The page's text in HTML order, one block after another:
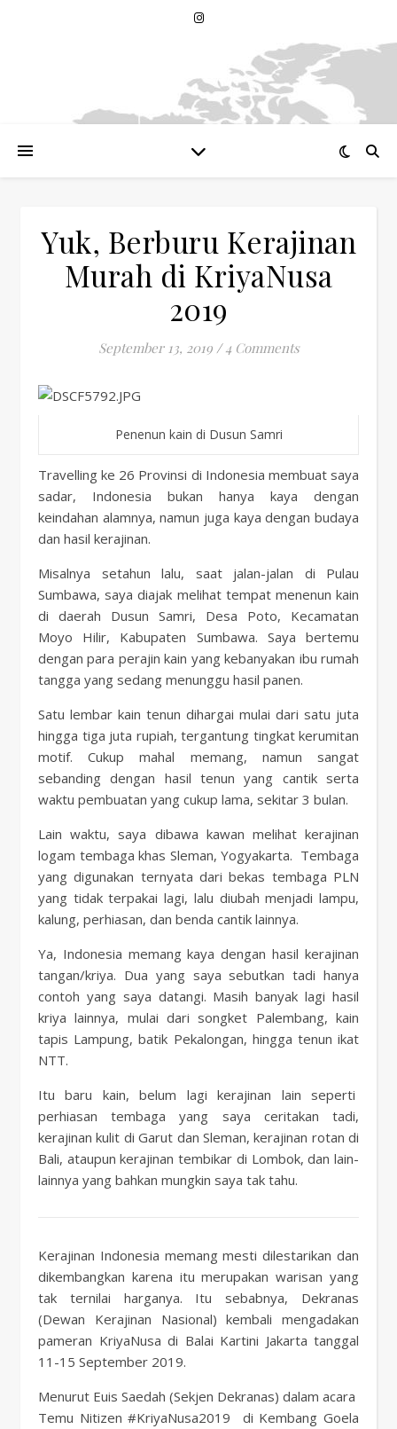
Yuk, Berburu Kerajinan
Murah di KriyaNusa
2019
September 13, 2019 / 4 Comments
Penenun kain di Dusun Samri
Travelling ke 26 Provinsi di Indonesia membuat saya
sadar, Indonesia bukan hanya kaya dengan
keindahan alamnya, namun juga kaya dengan budaya
dan hasil kerajinan.
Misalnya setahun lalu, saat jalan-jalan di Pulau
Sumbawa, saya diajak melihat tempat menenun kain
di daerah Dusun Samri, Desa Poto, Kecamatan
Moyo Hilir, Kabupaten Sumbawa. Saya bertemu
dengan para perajin kain yang kebanyakan ibu rumah
tangga yang sedang menunggu hasil panen.
Satu lembar kain tenun dihargai mulai dari satu juta
hingga tiga juta rupiah, tergantung tingkat kerumitan
motif. Cukup mahal memang, namun sangat
sebanding dengan hasil tenun yang cantik serta
waktu pembuatan yang cukup lama, sekitar 3 bulan.
Lain waktu, saya dibawa kawan melihat kerajinan
logam tembaga khas Sleman, Yogyakarta. Tembaga
yang digunakan ternyata dari bekas tembaga PLN
yang tidak terpakai lagi, lalu diubah menjadi lampu,
kalung, perhiasan, dan benda cantik lainnya.
Ya, Indonesia memang kaya dengan hasil kerajinan
tangan/kriya. Dua yang saya sebutkan tadi hanya
contoh yang saya datangi. Masih banyak lagi hasil
kriya lainnya, mulai dari songket Palembang, kain
tapis Lampung, batik Pekalongan, hingga tenun ikat
NTT.
Itu baru kain, belum lagi kerajinan lain seperti
perhiasan tembaga yang saya ceritakan tadi,
kerajinan kulit di Garut dan Sleman, kerajinan rotan di
Bali, ataupun kerajinan tembikar di Lombok, dan lain-
lainnya yang bahkan mungkin saya tak tahu.
Kerajinan Indonesia memang mesti dilestarikan dan
dikembangkan karena itu merupakan warisan yang
tak ternilai harganya. Itu sebabnya, Dekranas
(Dewan Kerajinan Nasional) kembali mengadakan
pameran KriyaNusa di Balai Kartini Jakarta tanggal
11-15 September 2019.
Menurut Euis Saedah (Sekjen Dekranas) dalam acara
Temu Nitizen #KriyaNusa2019 di Kembang Goela